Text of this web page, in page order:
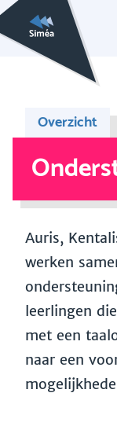
Overzicht
Auris,
werken
leerlingen
met een
naar een